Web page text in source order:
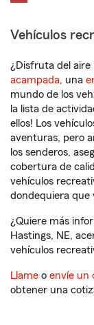
Vehículos
¿Disfruta del aire
acampada, una
mundo de los
la lista de
ellos! Los
aventuras, pero
los senderos,
cobertura de
vehículos
dondequiera que
¿Quiere más
Hastings, NE,
vehículos
Llame o envíe un
obtener una